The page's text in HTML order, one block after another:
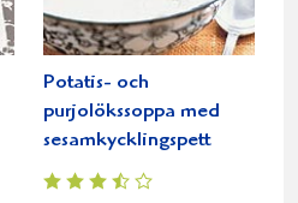
Potatis- och
purjolökssoppa med
sesamkycklingspett